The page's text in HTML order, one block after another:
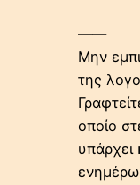
——
Μην
της
οποίο
υπάρχει